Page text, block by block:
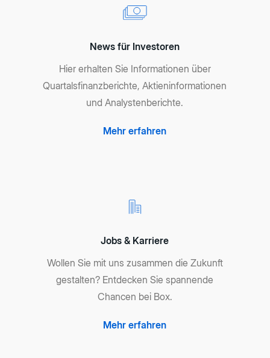
News für Investoren
Hier erhalten Sie Informationen über
Quartalsfinanzberichte, Aktieninformationen
und Analystenberichte.
Mehr erfahren
Jobs & Karriere
Wollen Sie mit uns zusammen die Zukunft
gestalten? Entdecken Sie spannende
Chancen bei Box.
Mehr erfahren